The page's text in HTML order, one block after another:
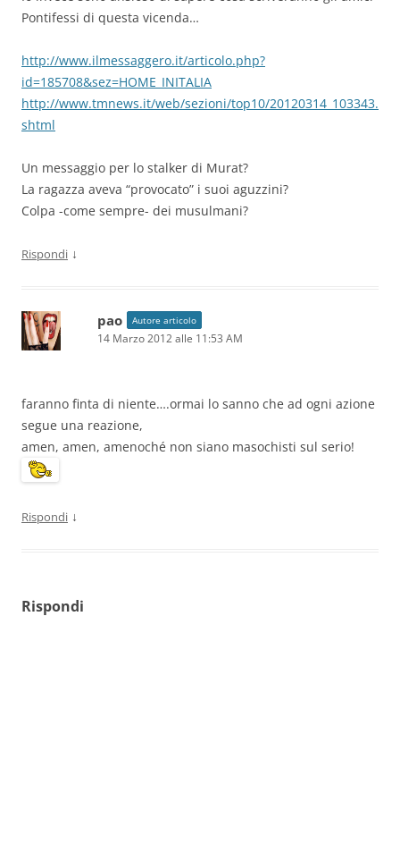
Pontifessi di questa vicenda…
http://www.ilmessaggero.it/articolo.php?
id=185708&sez=HOME_INITALIA
http://www.tmnews.it/web/sezioni/top10/20120314_103343.
shtml
Un messaggio per lo stalker di Murat?
La ragazza aveva “provocato” i suoi aguzzini?
Colpa -come sempre- dei musulmani?
Rispondi ↓
pao Autore articolo
14 Marzo 2012 alle 11:53 AM
faranno finta di niente….ormai lo sanno che ad ogni azione
segue una reazione,
amen, amen, amenoché non siano masochisti sul serio!
Rispondi ↓
Rispondi